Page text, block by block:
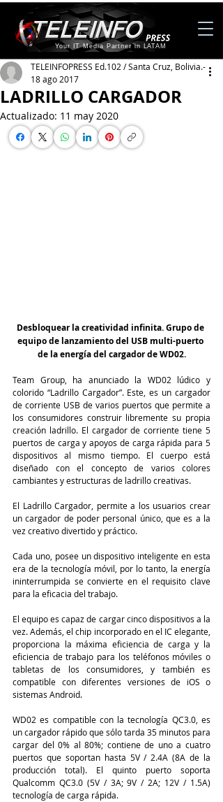
Your IT Media Partner in LATAM
LADRILLO CARGADOR
TELEINFOPRESS Ed.102 / Santa Cruz, Bolivia.-
18 ago 2017
Actualizado: 11 may 2020
Desbloquear la creatividad infinita. Grupo de
equipo de lanzamiento del USB multi-puerto
de la energía del cargador de WD02.
Team Group, ha anunciado la WD02 lúdico y
colorido “Ladrillo Cargador”. Este, es un cargador
de corriente USB de varios puertos que permite a
los consumidores construir libremente su propia
creación ladrillo. El cargador de corriente tiene 5
puertos de carga y apoyos de carga rápida para 5
dispositivos al mismo tiempo. El cuerpo está
diseñado con el concepto de varios colores
cambiantes y estructuras de ladrillo creativas.
El Ladrillo Cargador, permite a los usuarios crear
un cargador de poder personal único, que es a la
vez creativo divertido y práctico.
Cada uno, posee un dispositivo inteligente en esta
era de la tecnología móvil, por lo tanto, la energía
ininterrumpida se convierte en el requisito clave
para la eficacia del trabajo.
El equipo es capaz de cargar cinco dispositivos a la
vez. Además, el chip incorporado en el IC elegante,
proporciona la máxima eficiencia de carga y la
eficiencia de trabajo para los teléfonos móviles o
tabletas de los consumidores, y también es
compatible con diferentes versiones de iOS o
sistemas Android.
WD02 es compatible con la tecnología QC3.0, es
un cargador rápido que sólo tarda 35 minutos para
cargar del 0% al 80%; contiene de uno a cuatro
puertos que soportan hasta 5V / 2.4A (8A de la
producción total). El quinto puerto soporta
Qualcomm QC3.0 (5V / 3A; 9V / 2A; 12V / 1.5A)
tecnología de carga rápida.